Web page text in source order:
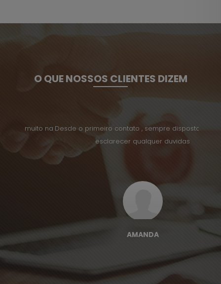
O QUE NOSSOS CLIENTES DIZEM
Desde o primeiro contato , sempre dispostos a ajuda
esclarecer qualquer duvidas